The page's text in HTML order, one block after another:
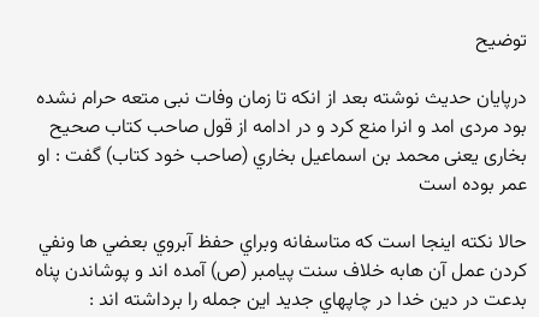
توضيح
درپایان حدیث نوشته بعد از انکه تا زمان وفات نبی متعه حرام نشده
بود مردی امد و انرا منع کرد و در ادامه از قول صاحب کتاب صحیح
بخاری یعنی محمد بن اسماعيل بخاري (صاحب خود كتاب) گفت : او
عمر بوده است
حالا نكته اينجا است كه متاسفانه وبراي حفظ آبروي بعضي ها ونفي
كردن عمل آن هابه خلاف سنت پيامبر (ص) آمده اند و پوشاندن پناه
بدعت در دین خدا در چاپهاي جديد اين جمله را برداشته اند :